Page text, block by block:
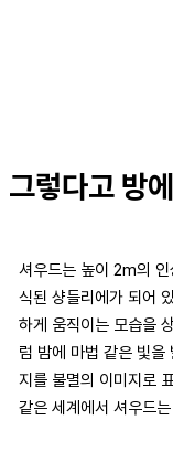
그렇다고 방
셔우드는 높이 2m의
식된 샹들리에가 되어
하게 움직이는 모습을
럼 밤에 마법 같은 빛을
지를 불멸의 이미지로
같은 세계에서 셔우드